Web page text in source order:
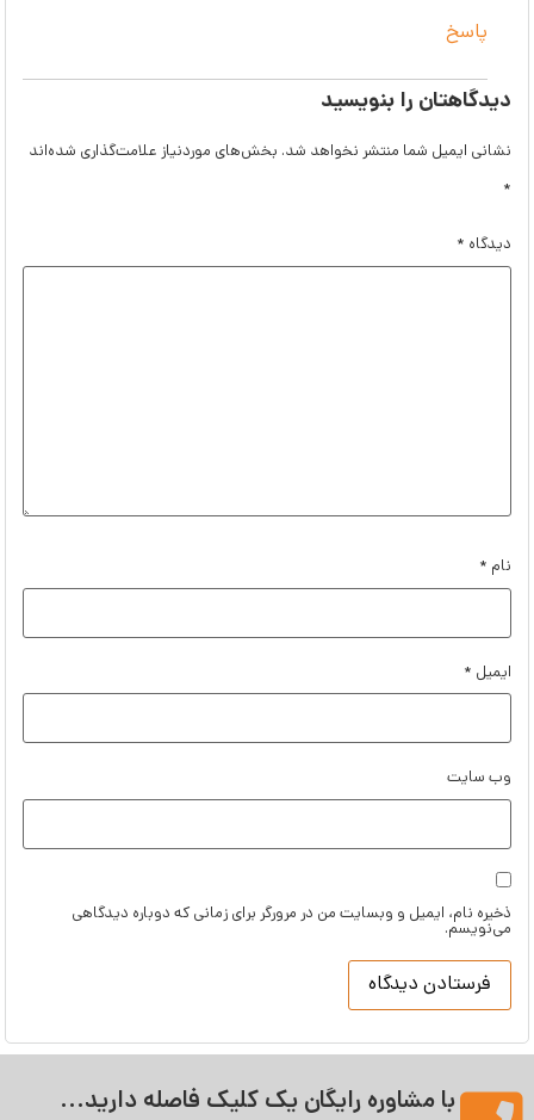
پاسخ
دیدگاهتان را بنویسید
نشانی ایمیل شما منتشر نخواهد شد. بخش‌های موردنیاز علامت‌گذاری شده‌اند
*
دیدگاه *
نام *
ایمیل *
وب‌ سایت
ذخیره نام، ایمیل و وبسایت من در مرورگر برای زمانی که دوباره دیدگاهی
می‌نویسم.
با مشاوره رایگان یک کلیک فاصله دارید...